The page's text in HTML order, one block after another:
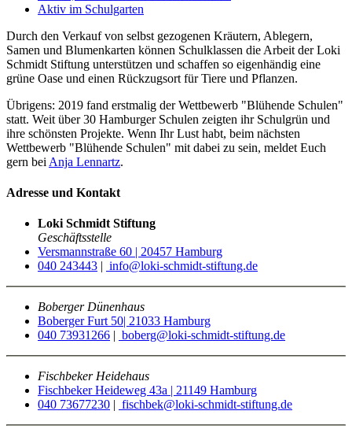
Aktiv im Schulgarten
Durch den Verkauf von selbst gezogenen Kräutern, Ablegern,
Samen und Blumenkarten können Schulklassen die Arbeit der Loki
Schmidt Stiftung unterstützen und schaffen so eigenhändig eine
grüne Oase und einen Rückzugsort für Tiere und Pflanzen.
Übrigens: 2019 fand erstmalig der Wettbewerb "Blühende Schulen"
statt. Weit über 30 Hamburger Schulen zeigten ihr Schulgrün und
ihre schönsten Projekte. Wenn Ihr Lust habt, beim nächsten
Wettbewerb "Blühende Schulen" mit dabei zu sein, meldet Euch
gern bei Anja Lennartz.
Adresse und Kontakt
Loki Schmidt Stiftung
Geschäftsstelle
Versmannstraße 60 | 20457 Hamburg
040 243443 | info@loki-schmidt-stiftung.de
Boberger Dünenhaus
Boberger Furt 50| 21033 Hamburg
040 73931266 | boberg@loki-schmidt-stiftung.de
Fischbeker Heidehaus
Fischbeker Heideweg 43a | 21149 Hamburg
040 73677230 | fischbek@loki-schmidt-stiftung.de